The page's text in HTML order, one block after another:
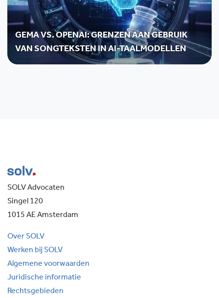
GEMA VS. OPENAI: GRENZEN AAN GEBRUIK
VAN SONGTEKSTEN IN AI-TAALMODELLEN
SOLV Advocaten
Singel 120
1015 AE Amsterdam
Over SOLV
Werken bij SOLV
Algemene voorwaarden
Juridische informatie
Rechtsgebieden